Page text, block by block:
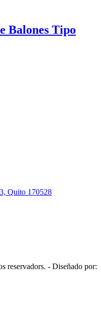
Balones Tipo
Quito 170528
reservadors. - Diseñado por: